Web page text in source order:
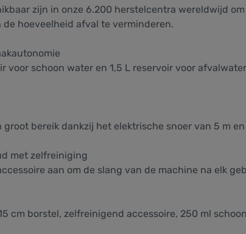
zijn in onze 6.200 herstelcentra wereldwijd
hoeveelheid afval te verminderen.
voor schoon water en 1,5 L reservoir voor
bereik dankzij het elektrische snoer van 5 m
met zelfreiniging
aan om de slang van de machine na elk
cm borstel, zelfreinigend accessoire, 250 ml